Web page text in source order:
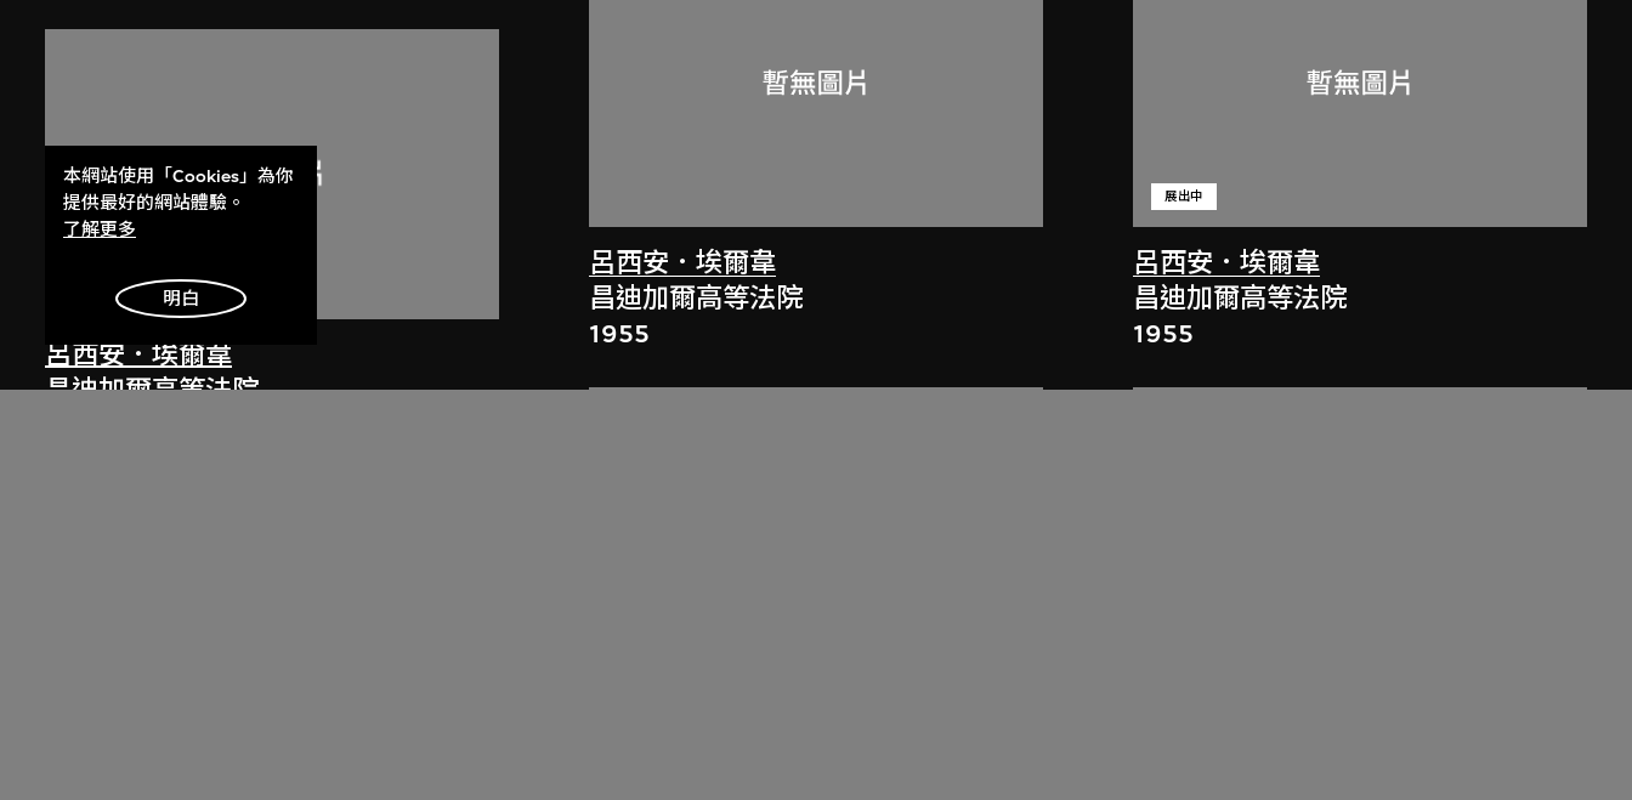
呂西安．埃爾韋
昌迪加爾高等法院
呂西安．埃爾韋
昌迪加爾高等法院
1955
呂西安．埃爾韋
展出中
昌迪加爾高等法院
1955
本網站使用「Cookies」為你
提供最好的網站體驗。
了解更多
明白